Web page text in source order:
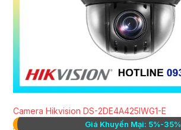
Camera Hikvision DS-2DE4A425IWG1-E
Giá Khuyến Mại: 5%-35%